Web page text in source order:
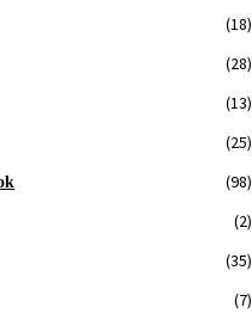
(18)
(28)
(13)
(25)
(98)
(2)
(35)
(7)